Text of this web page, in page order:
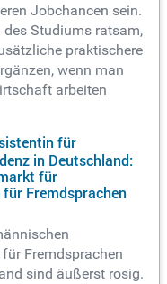
Jobchancen sein.
Studiums ratsam,
praktischere
wenn man
arbeiten
für
in Deutschland:
für
Fremdsprachen
Fremdsprachen
sind äußerst rosig.